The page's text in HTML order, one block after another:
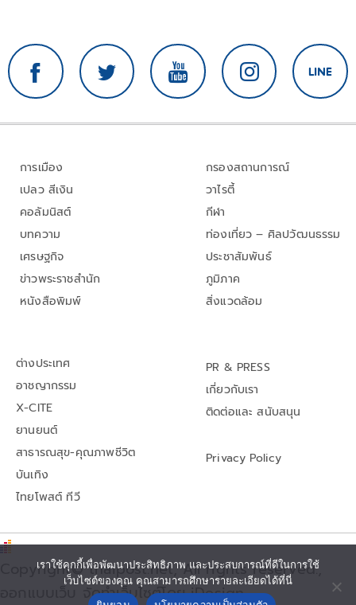
การเมือง
เปลว สีเงิน
คอลัมนิสต์
บทความ
เศรษฐกิจ
ข่าวพระราชสำนัก
หนังสือพิมพ์
กรองสถานการณ์
วาไรตี้
กีฬา
ท่องเที่ยว – ศิลปวัฒนธรรม
ประชาสัมพันธ์
ภูมิภาค
สิ่งแวดล้อม
ต่างประเทศ
อาชญากรรม
X-CITE
ยานยนต์
สาธารณสุข-คุณภาพชีวิต
บันเทิง
ไทยโพสต์ ทีวี
PR & PRESS
เกี่ยวกับเรา
ติดต่อและ สนับสนุน
Privacy Policy
Copyright© thaipost.net, All rights reserved.,
ออกแบบเว็บ จัดทำเว็บไซต์โดย iDesign
เราใช้คุกกี้เพื่อพัฒนาประสิทธิภาพ และประสบการณ์ที่ดีในการใช้
เว็บไซต์ของคุณ คุณสามารถศึกษารายละเอียดได้ที่นี่